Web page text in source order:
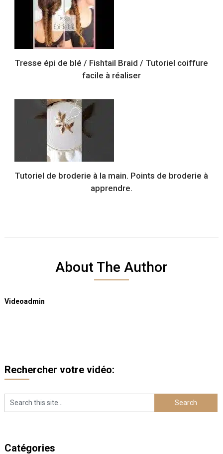
Tresse épi de blé / Fishtail Braid / Tutoriel coiffure
facile à réaliser
Tutoriel de broderie à la main. Points de broderie à
apprendre.
About The Author
Videoadmin
Rechercher votre vidéo:
Catégories